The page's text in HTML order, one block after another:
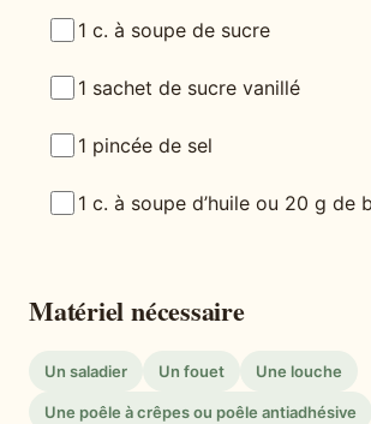
1 c. à soupe de sucre
1 sachet de sucre vanillé
1 pincée de sel
1 c. à soupe d’huile ou 20 g de
Matériel nécessaire
Un saladier Un fouet Une louche
Une poêle à crêpes ou poêle antiadhésive